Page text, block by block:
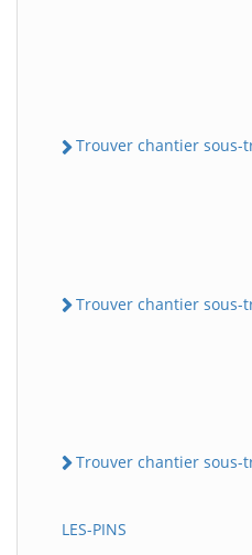
Trouver chantier sous-
Trouver chantier sous-
Trouver chantier sous-
LES-PINS